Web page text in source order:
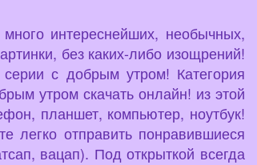
интереснейших, необычных,
без каких-либо изощрений!
с добрым утром! Категория
утром скачать онлайн! из этой
планшет, компьютер, ноутбук!
легко отправить понравившиеся
вацап). Под открыткой всегда